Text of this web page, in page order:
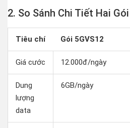
2. So Sánh Chi Tiết Hai
Tiêu chí Gói 5GVS12
Giá cước 12.000đ/ngày
Dung
lượng
data
6GB/ngày